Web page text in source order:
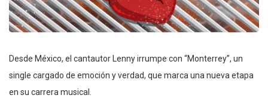
Desde México, el cantautor Lenny irrumpe con “Monterrey”, un
single cargado de emoción y verdad, que marca una nueva etapa
en su carrera musical.